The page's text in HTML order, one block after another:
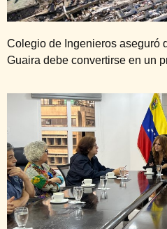
Colegio de Ingenieros aseguró
Guaira debe convertirse en un